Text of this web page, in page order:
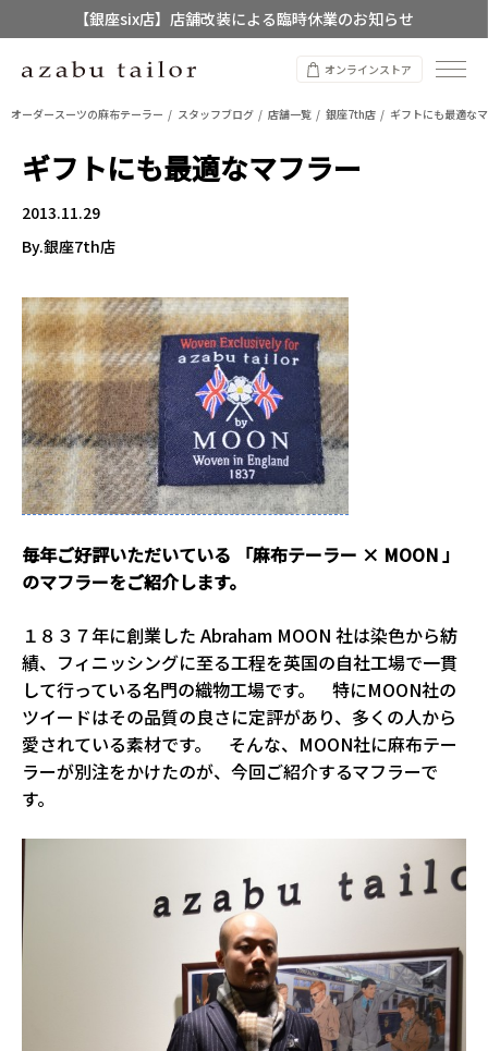
【銀座six店】店舗改装による臨時休業のお知らせ
【店舗限定】レディースオーダースーツ
オンラインストア
オーダースーツの麻布テーラー スタッフブログ 店舗一覧 銀座7th店 ギフトにも最適な
ギフトにも最適なマフラー
2013.11.29
By.銀座7th店
毎年ご好評いただいている 「麻布テーラー × MOON 」
のマフラーをご紹介します。
１８３７年に創業した Abraham MOON 社は染色から紡
績、フィニッシングに至る工程を英国の自社工場で一貫
して行っている名門の織物工場です。 特にMOON社の
ツイードはその品質の良さに定評があり、多くの人から
愛されている素材です。 そんな、MOON社に麻布テー
ラーが別注をかけたのが、今回ご紹介するマフラーで
す。